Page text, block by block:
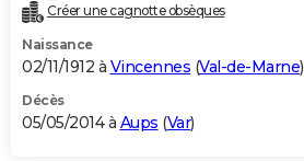
Créer une cagnotte obsèques
Naissance
02/11/1912 à Vincennes (Val-de-Marne)
Décès
05/05/2014 à Aups (Var)